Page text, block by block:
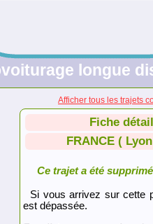
longue
Afficher tous les trajets
Fiche
FRANCE (
Ce trajet a été
Si vous arrivez sur cette
est dépassée.